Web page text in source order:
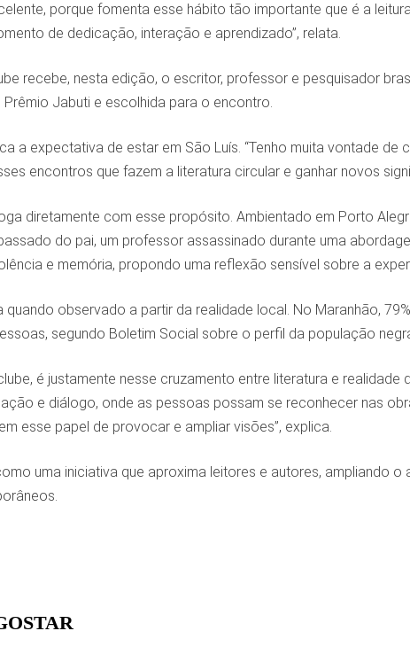
porque fomenta esse hábito tão importante que é a
de dedicação, interação e aprendizado”, relata.
recebe, nesta edição, o escritor, professor e pesquisador
Jabuti e escolhida para o encontro.
a expectativa de estar em São Luís. “Tenho muita vontade de
encontros que fazem a literatura circular e ganhar novos
diretamente com esse propósito. Ambientado em Porto
do pai, um professor assassinado durante uma
e memória, propondo uma reflexão sensível sobre a
quando observado a partir da realidade local. No Maranhão,
segundo Boletim Social sobre o perfil da população
é justamente nesse cruzamento entre literatura e realidade
e diálogo, onde as pessoas possam se reconhecer nas
esse papel de provocar e ampliar visões”, explica.
uma iniciativa que aproxima leitores e autores, ampliando o